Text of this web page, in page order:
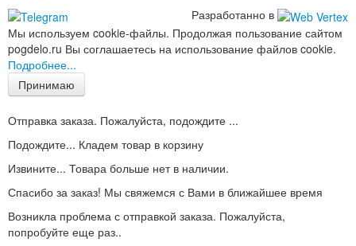
Разработанно в
Мы используем cookie-файлы. Продолжая пользование сайтом
pogdelo.ru Вы соглашаетесь на использование файлов cookie.
Подробнее...
Принимаю
Отправка заказа. Пожалуйста, подождите ...
Подождите... Кладем товар в корзину
Извините... Товара больше нет в наличии.
Спасибо за заказ! Мы свяжемся с Вами в ближайшее время
Возникла проблема с отправкой заказа. Пожалуйста,
попробуйте еще раз..